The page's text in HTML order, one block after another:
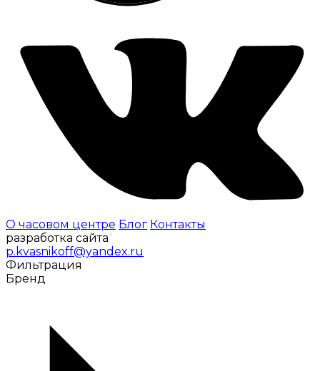
О часовом центре Блог Контакты
разработка сайта
p.kvasnikoff@yandex.ru
Фильтрация
Бренд